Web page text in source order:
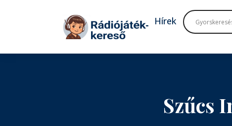
Tovább a tartalomhoz
Hírek
Szűcs